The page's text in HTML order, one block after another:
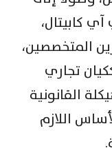
كابيتال،
المتخصصين،
تجاري
القانونية
اللازم